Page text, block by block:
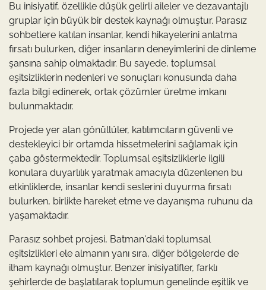
Bu inisiyatif, özellikle düşük gelirli aileler ve dezavantajlı
gruplar için büyük bir destek kaynağı olmuştur. Parasız
sohbetlere katılan insanlar, kendi hikayelerini anlatma
fırsatı bulurken, diğer insanların deneyimlerini de dinleme
şansına sahip olmaktadır. Bu sayede, toplumsal
eşitsizliklerin nedenleri ve sonuçları konusunda daha
fazla bilgi edinerek, ortak çözümler üretme imkanı
bulunmaktadır.
Projede yer alan gönüllüler, katılımcıların güvenli ve
destekleyici bir ortamda hissetmelerini sağlamak için
çaba göstermektedir. Toplumsal eşitsizliklerle ilgili
konulara duyarlılık yaratmak amacıyla düzenlenen bu
etkinliklerde, insanlar kendi seslerini duyurma fırsatı
bulurken, birlikte hareket etme ve dayanışma ruhunu da
yaşamaktadır.
Parasız sohbet projesi, Batman'daki toplumsal
eşitsizlikleri ele almanın yanı sıra, diğer bölgelerde de
ilham kaynağı olmuştur. Benzer inisiyatifler, farklı
şehirlerde de başlatılarak toplumun genelinde eşitlik ve